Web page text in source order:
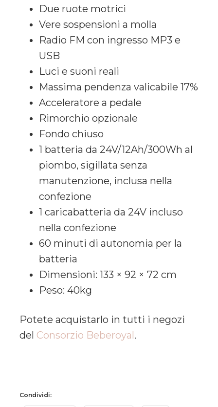
Due ruote motrici
Vere sospensioni a molla
Radio FM con ingresso MP3 e
USB
Luci e suoni reali
Massima pendenza valicabile 17%
Acceleratore a pedale
Rimorchio opzionale
Fondo chiuso
1 batteria da 24V/12Ah/300Wh al
piombo, sigillata senza
manutenzione, inclusa nella
confezione
1 caricabatteria da 24V incluso
nella confezione
60 minuti di autonomia per la
batteria
Dimensioni: 133 × 92 × 72 cm
Peso: 40kg
Potete acquistarlo in tutti i negozi
del Consorzio Beberoyal.
Condividi: